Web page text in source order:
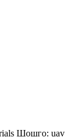
Шошго: uav